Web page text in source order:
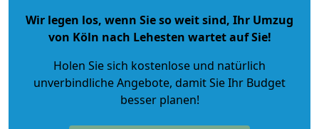
Wir legen los, wenn Sie so weit sind, Ihr Umzug
von Köln nach Lehesten wartet auf Sie!
Holen Sie sich kostenlose und natürlich
unverbindliche Angebote, damit Sie Ihr Budget
besser planen!